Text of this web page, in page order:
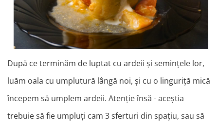
După ce terminăm de luptat cu ardeii și semințele lor,
luăm oala cu umplutură lângă noi, și cu o linguriță mică
începem să umplem ardeii. Atenție însă - aceștia
trebuie să fie umpluți cam 3 sferturi din spațiu, sau să